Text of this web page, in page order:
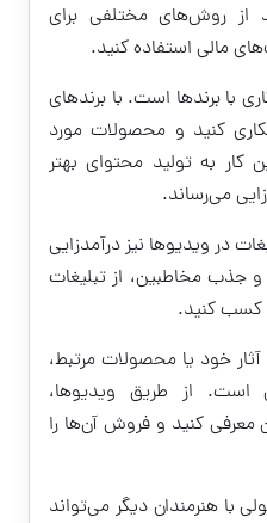
از روش‌های مختلفی برای
مالی استفاده کنید.
با برندها است. با برندهای
کنید و محصولات مورد
کار به تولید محتوای بهتر
می‌رساند.
در ویدیوها نیز درآمدزایی
و جذب مخاطبین، از تبلیغات
کسب کنید.
خود یا محصولات مرتبط،
است. از طریق ویدیوها،
معرفی کنید و فروش آن‌ها را
با هنرمندان دیگر می‌تواند